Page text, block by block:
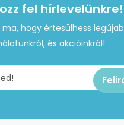
fel hírlevelünkre!
hogy értesülhess
és akcióinkról!